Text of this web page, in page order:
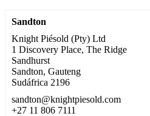
Sandton
Knight Piésold (Pty) Ltd
1 Discovery Place, The Ridge
Sandhurst
Sandton, Gauteng
Sudáfrica 2196
sandton@knightpiesold.com
+27 11 806 7111